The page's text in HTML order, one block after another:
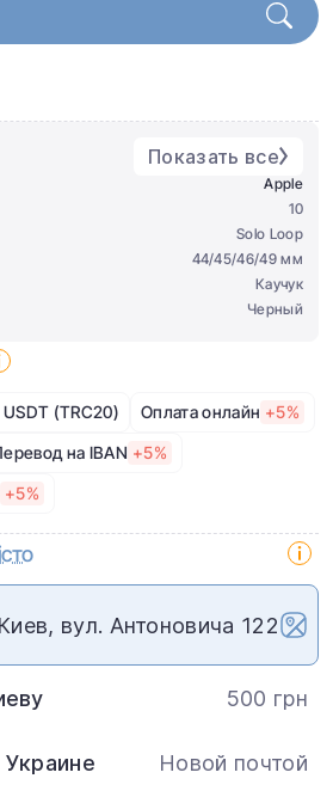
Показать все
Apple
10
Solo Loop
44/45/46/49 мм
Каучук
Черный
(TRC20) Оплата онлайн +5%
на IBAN +5%
+5%
Киев, вул. Антоновича 122
500 грн
Новой почтой